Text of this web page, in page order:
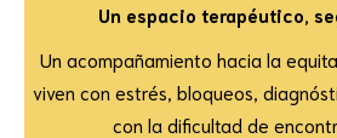
Un espacio terapéutico,
Un acompañamiento hacia la
viven con estrés, bloqueos,
con la dificultad de